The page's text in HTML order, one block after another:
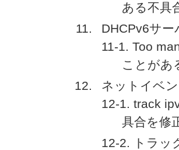
ある不具
DHCPv6サー
11-1. Too
ことがあ
ネットイベ
12-1. track
具合を修
12-2. トラッ